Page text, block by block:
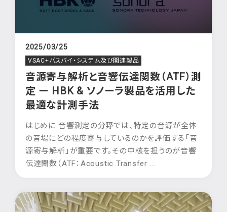
2025/03/25
VSAC+パスバイ・システム及び関連製品
音源寄与解析と音響伝達関数（ATF）測
定 ー HBK & ソノーラ製品を活用した
最適な計測手法
はじめに 音響測定の分野では、特定の音源が全体
の音場にどの程度寄与しているのかを評価する「音
源寄与解析」が重要です。その中核を担うのが音響
伝達関数（ATF：Acoustic Transfer ...